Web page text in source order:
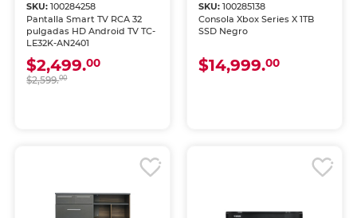
SKU:100284258
Pantalla Smart TV RCA 32
pulgadas HD Android TV TC-
LE32K-AN2401
$2,499.00
$2,599.00
SKU: 100285138
Consola Xbox Series X 1TB
SSD Negro
$14,999.00